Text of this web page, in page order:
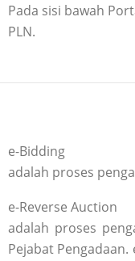
Pada sisi bawah
PLN.
e-Bidding
adalah proses
e-Reverse Auction
adalah proses
Pejabat